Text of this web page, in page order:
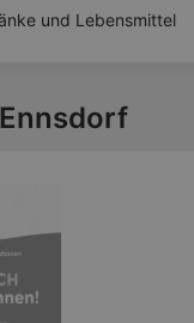
und Lebensmittel